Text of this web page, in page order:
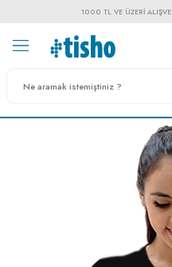
1000 TL VE ÜZERI